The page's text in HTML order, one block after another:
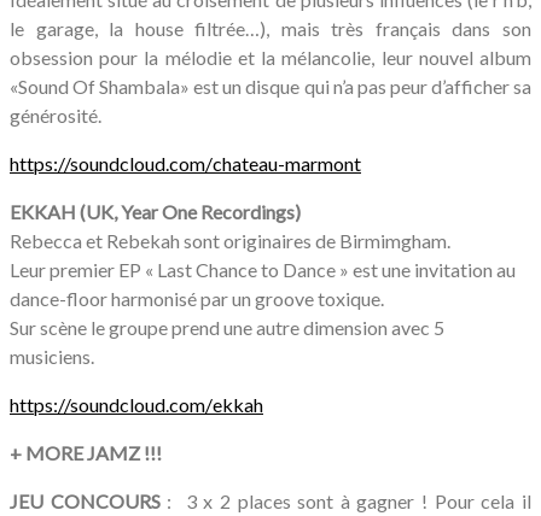
le garage, la house filtrée…), mais très français dans son
obsession pour la mélodie et la mélancolie, leur nouvel album
«Sound Of Shambala» est un disque qui n’a pas peur d’afficher sa
générosité.
https://soundcloud.com/chateau-marmont
EKKAH (UK, Year One Recordings)
Rebecca et Rebekah sont originaires de Birmimgham.
Leur premier EP « Last Chance to Dance » est une invitation au
dance-floor harmonisé par un groove toxique.
Sur scène le groupe prend une autre dimension avec 5
musiciens.
https://soundcloud.com/ekkah
+ MORE JAMZ !!!
JEU CONCOURS: 3 x 2 places sont à gagner ! Pour cela il